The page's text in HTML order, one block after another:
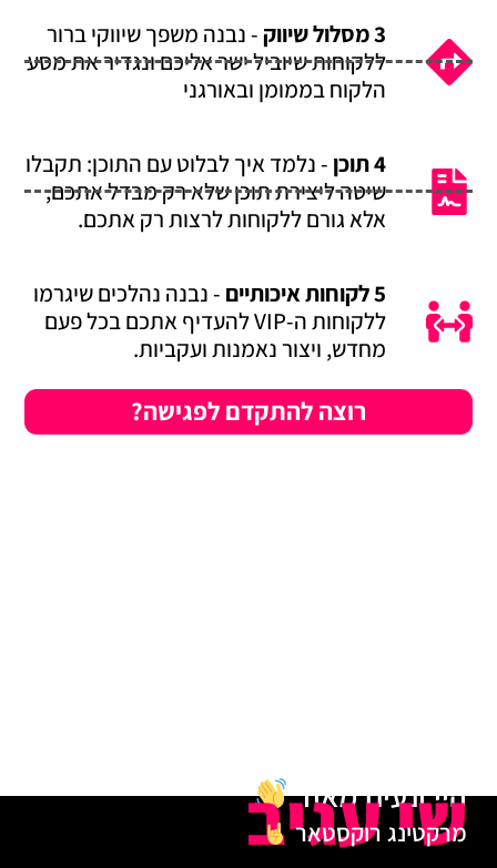
3 מסלול שיווק
- נבנה משפך שיווקי ברור
ללקוחות שיוביל ישר אליכם ונגדיר את מסע
הלקוח בממומן ובאורגני
4 תוכן
- נלמד איך לבלוט עם התוכן: תקבלו
שיטה ליצירת תוכן שלא רק מבדל אתכם,
אלא גורם ללקוחות לרצות רק אתכם.
5 לקוחות איכותיים
- נבנה נהלכים שיגרמו
ללקוחות ה-VIP להעדיף אתכם בכל פעם
מחדש, ויצור נאמנות ועקביות.
רוצה להתקדם לפגישה?
היי ונעים מאוד
שי עגיב
מרקטינג רוקסטאר